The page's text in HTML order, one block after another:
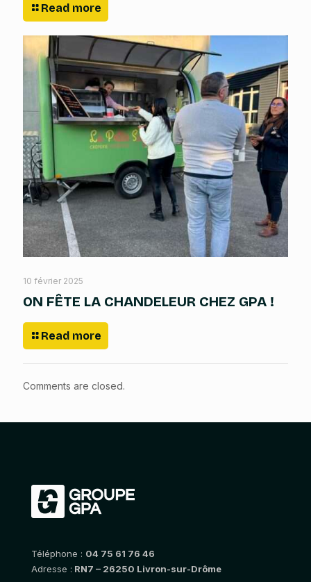
Read more
10 février 2025
ON FÊTE LA CHANDELEUR CHEZ GPA !
Read more
Comments are closed.
Téléphone : 04 75 61 76 46
Adresse : RN7 – 26250 Livron-sur-Drôme